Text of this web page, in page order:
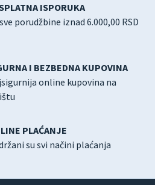
ISPORUKA
porudžbine iznad 6.000,00 RSD
I BEZBEDNA KUPOVINA
online kupovina na
PLAĆANJE
su svi načini plaćanja